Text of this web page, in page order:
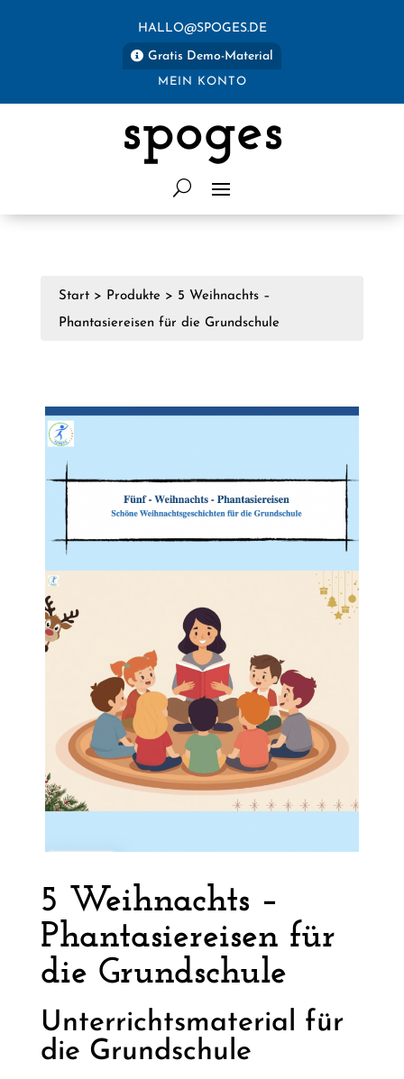
HALLO@SPOGES.DE
Gratis Demo-Material
MEIN KONTO
spoges
Start> Produkte > 5 Weihnachts –
Phantasiereisen für die Grundschule
5 Weihnachts –
Phantasiereisen für
die Grundschule
Unterrichtsmaterial für
die Grundschule